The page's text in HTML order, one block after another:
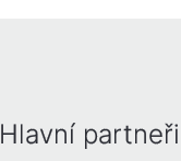
Hlavní partneři